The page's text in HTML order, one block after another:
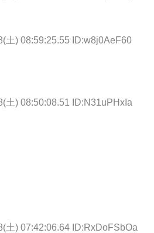
土) 08:59:25.55 ID:w8j0AeF60
土) 08:50:08.51 ID:N31uPHxIa
土) 07:42:06.64 ID:RxDoFSbOa